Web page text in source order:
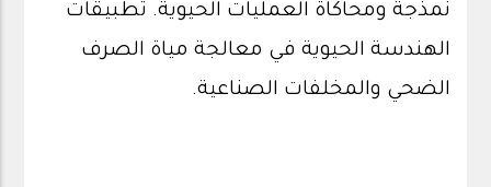
نمذجة ومحاكاة العمليات الحيوية. تطبيقات
الهندسة الحيوية في معالجة مياة الصرف
الضحي والمخلفات الصناعية.